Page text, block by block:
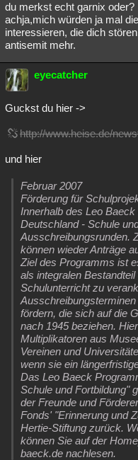
du merkst echt garnix oder?
achja,mich würden ja mal
interessieren, die dich
antisemit mehr.
eyecatcher
Guckst du hier ->
http://www.heise.de/
und hier
Februar 2007
Förderung für
Innerhalb des Leo
Deutschland - Schule
Ausschreibungsrunden.
können wieder Anträge
Ziel des Programms ist
als integralen
Schulunterricht zu
fördern, die sich auf die
nach 1945 beziehen.
Multiplikatoren aus
Vereinen und
wenn sie ein
Das Leo Baeck
Schule und Fortbildung"
der Freunde und
Fonds' "Erinnerung und
Hertie-Stiftung zurück.
können Sie auf der
baeck.de nachlesen.